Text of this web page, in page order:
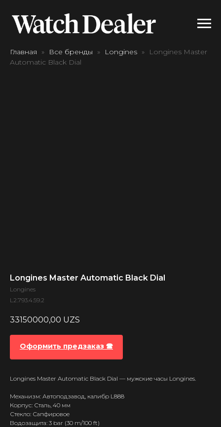
Главная Все бренды Longines
Longines Master
Automatic Black Dial
Longines Master Automatic Black Dial
Longines
L2.793.4.59.2
33150000,00 UZS
Оформить предзаказ 🕿
Longines Master Automatic Black Dial — мужские часы Longines.
Механизм: Автоподзавод, калибр L888
Корпус: Сталь, 40 мм
Стекло: Сапфировое
Водозащита: 3 bar (30 m/100 ft)